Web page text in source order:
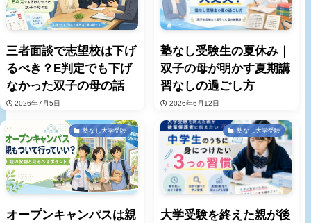
三者面談で志望校は下げ
るべき？E判定でも下げ
なかった双子の母の話
2026年7月5日
塾なし受験生の夏休み｜
双子の母が明かす夏期講
習なしの過ごし方
2026年6月12日
塾なし大学受験
オープンキャンパスは親
塾なし大学受験
大学受験を終えた親が後